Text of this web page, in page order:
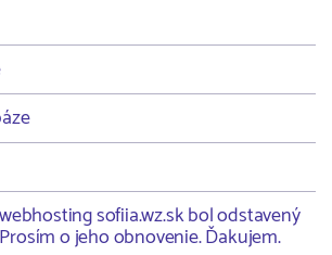
sofiia.wz.sk bol odstavený
o jeho obnovenie. Ďakujem.